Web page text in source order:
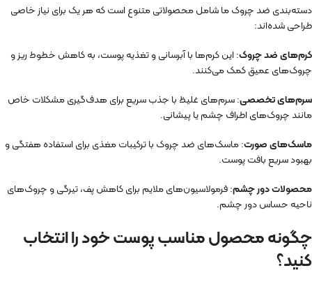
دسته‌بندی ضد چروک ما شامل محصولاتی متنوع است که هر یک برای نیاز خاصی
طراحی شده‌اند:
کرم‌های ضد چروک: این کرم‌ها با آبرسانی و تغذیه پوست، به کاهش خطوط ریز و
چروک‌های عمیق کمک می‌کنند.
سرم‌های تخصصی: سرم‌های غلیظ با جذب سریع برای هدف‌گیری مشکلات خاص
مانند چروک‌های اطراف چشم یا پیشانی.
ماسک‌های صورت: ماسک‌های ضد چروک با ترکیبات مغذی برای استفاده هفتگی و
بهبود سریع بافت پوست.
محصولات دور چشم: فرمولاسیون‌های ملایم برای کاهش پف، تیرگی و چروک‌های
ناحیه حساس دور چشم.
چگونه محصول مناسب پوست خود را انتخاب
کنید؟